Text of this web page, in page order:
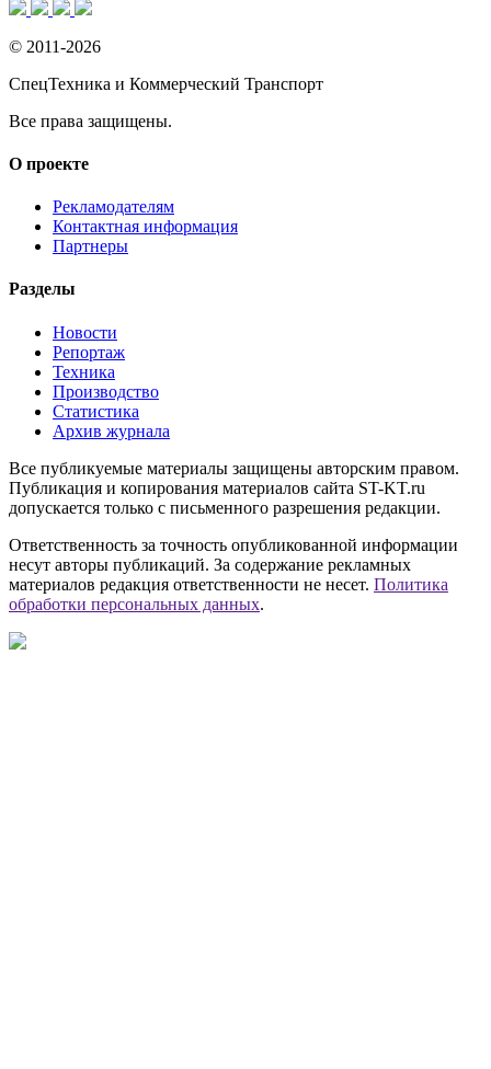
© 2011-2026
СпецТехника и Коммерческий Транспорт
Все права защищены.
О проекте
Рекламодателям
Контактная информация
Партнеры
Разделы
Новости
Репортаж
Техника
Производство
Статистика
Архив журнала
Все публикуемые материалы защищены авторским правом.
Публикация и копирования материалов сайта ST-KT.ru
допускается только с письменного разрешения редакции.
Ответственность за точность опубликованной информации
несут авторы публикаций. За содержание рекламных
материалов редакция ответственности не несет. Политика
обработки персональных данных.